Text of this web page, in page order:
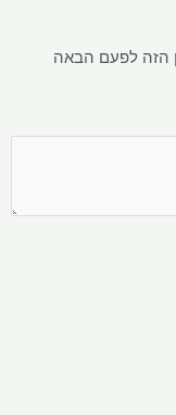
הזה לפעם הבאה